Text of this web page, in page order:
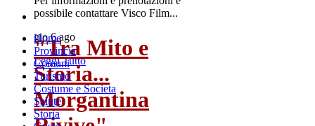
possibile contattare Visco Film...
gio 6 ago
Leggi Tutto
"Tra Mito e
Storia...
Morgantina
Home
Provincia
Comuni
Turismo
Costume e Societa
Salute
Storia